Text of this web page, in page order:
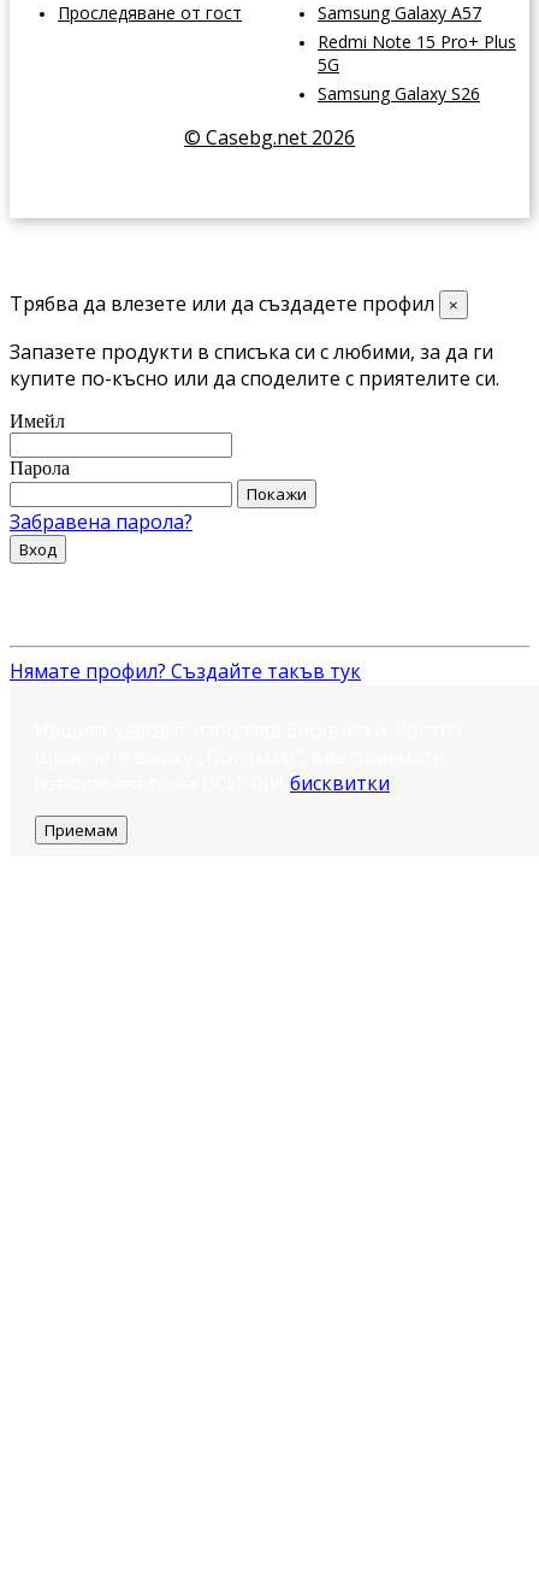
Проследяване от гост
Samsung Galaxy A57
Redmi Note 15 Pro+ Plus
5G
Samsung Galaxy S26
© Casebg.net 2026
Трябва да влезете или да създадете профил ×
Запазете продукти в списъка си с любими, за да ги
купите по-късно или да споделите с приятелите си.
Имейл
Парола
Покажи
Забравена парола?
Вход
Нямате профил? Създайте такъв тук
бисквитки
Приемам